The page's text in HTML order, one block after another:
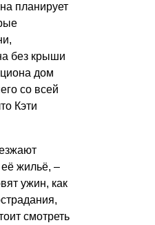
планирует
без крыши
дом
со всей
Кэти
жильё, –
ужин, как
смотреть